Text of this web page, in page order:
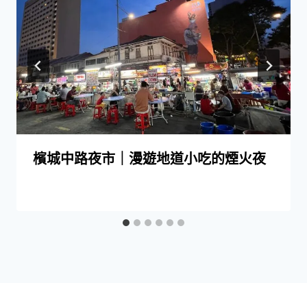
檳城中路夜市｜漫遊地道小吃的煙火夜